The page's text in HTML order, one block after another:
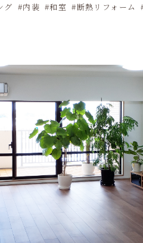
グ
内装 和室 断熱リフォーム